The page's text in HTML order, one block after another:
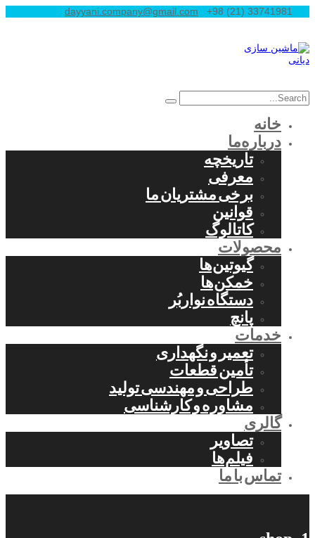
dayyani.company@gmail.com +98 (21) 33741981
خانه
درباره‌ما
تاریخچه
معرفی
برخی مشتریان ما
قوانین
کاتالوگ
محصولات
گیوتین‌ها
خمکن‌ها
دستگاه نواربُر
پانچ
خدمات
تعمیر و نگهداری
تأمین قطعات
طراحی و مهندسی تولید
مشاوره و کارشناسی
گالری
تصاویر
فیلم‌ها
تماس با ما